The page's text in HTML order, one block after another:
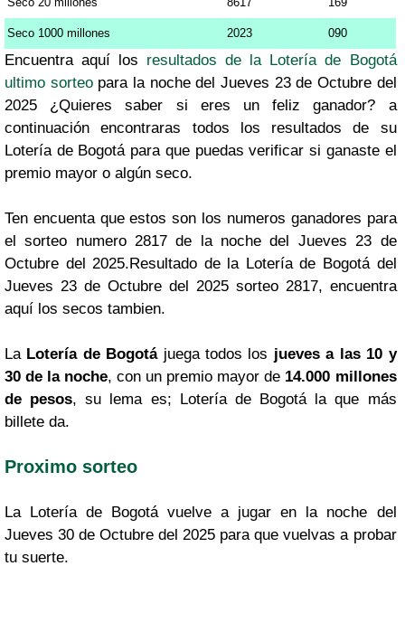
Seco 1000 millones 2023 090
Encuentra aquí los resultados de la Lotería de Bogotá
ultimo sorteopara la noche del Jueves 23 de Octubre del
2025 ¿Quieres saber si eres un feliz ganador? a
continuación encontraras todos los resultados de su
Lotería de Bogotá para que puedas verificar si ganaste el
premio mayor o algún seco.
Ten encuenta que estos son los numeros ganadores para
el sorteo numero 2817 de la noche del Jueves 23 de
Octubre del 2025.Resultado de la Lotería de Bogotá del
Jueves 23 de Octubre del 2025 sorteo 2817, encuentra
aquí los secos tambien.
La Lotería de Bogotájuega todos los jueves a las 10 y
30 de la noche, con un premio mayor de 14.000 millones
de pesos, su lema es; Lotería de Bogotá la que más
billete da.
Proximo sorteo
La Lotería de Bogotá vuelve a jugar en la noche del
Jueves 30 de Octubre del 2025 para que vuelvas a probar
tu suerte.